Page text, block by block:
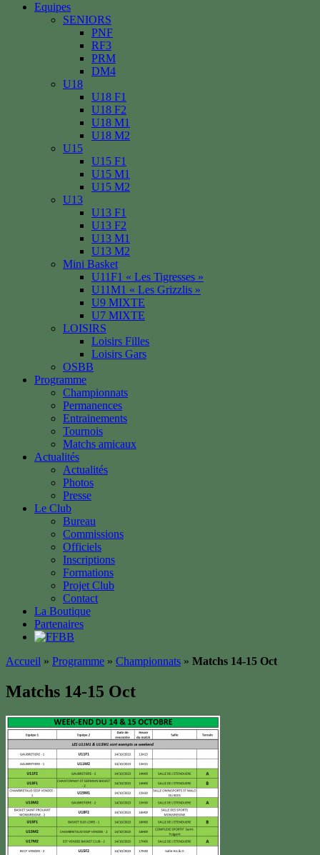
Equipes
SENIORS
PNF
RF3
PRM
DM4
U18
U18 F1
U18 F2
U18 M1
U18 M2
U15
U15 F1
U15 M1
U15 M2
U13
U13 F1
U13 F2
U13 M1
U13 M2
Mini Basket
U11F1 « Les Tigresses »
U11M1 « Les Grizzlis »
U9 MIXTE
U7 MIXTE
LOISIRS
Loisirs Filles
Loisirs Gars
OSBB
Programme
Championnats
Permanences
Entrainements
Tournois
Matchs amicaux
Actualités
Actualités
Photos
Presse
Le Club
Bureau
Commissions
Officiels
Inscriptions
Formations
Projet Club
Contact
La Boutique
Partenaires
Accueil » Programme » Championnats » Matchs 14-15 Oct
Matchs 14-15 Oct